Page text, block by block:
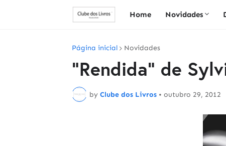
Home Novidades
Página inicial Novidades
"Rendida" de
by Clube dos Livros • outubro 29, 2012